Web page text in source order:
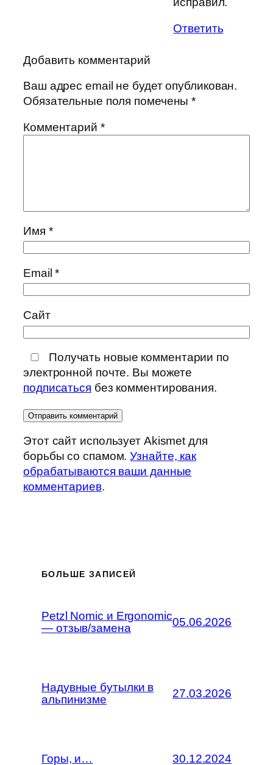
Ответить
Добавить комментарий
Ваш адрес email не будет опубликован.
Обязательные поля помечены*
Комментарий *
Имя *
Email*
Сайт
Получать новые комментарии по
электронной почте. Вы можете
подписаться без комментирования.
Этот сайт использует Akismet для
борьбы со спамом.Узнайте, как
обрабатываются ваши данные
комментариев.
БОЛЬШЕ ЗАПИСЕЙ
Petzl Nomic и Ergonomic
— отзыв/замена
05.06.2026
Надувные бутылки в
альпинизме
27.03.2026
Горы, и… 30.12.2024